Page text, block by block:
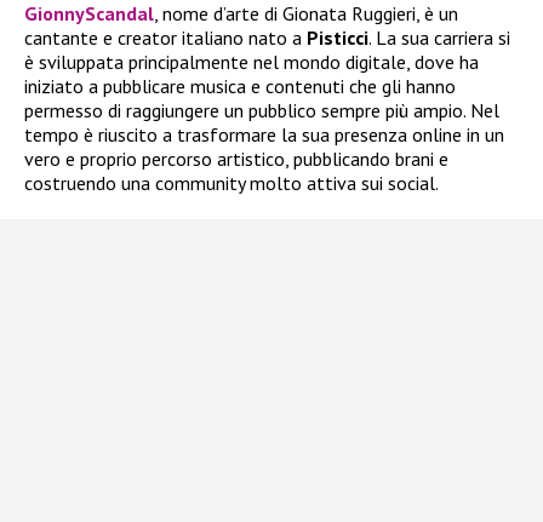
GionnyScandal, nome d’arte di Gionata Ruggieri, è un
cantante e creator italiano nato a Pisticci. La sua carriera si
è sviluppata principalmente nel mondo digitale, dove ha
iniziato a pubblicare musica e contenuti che gli hanno
permesso di raggiungere un pubblico sempre più ampio. Nel
tempo è riuscito a trasformare la sua presenza online in un
vero e proprio percorso artistico, pubblicando brani e
costruendo una community molto attiva sui social.